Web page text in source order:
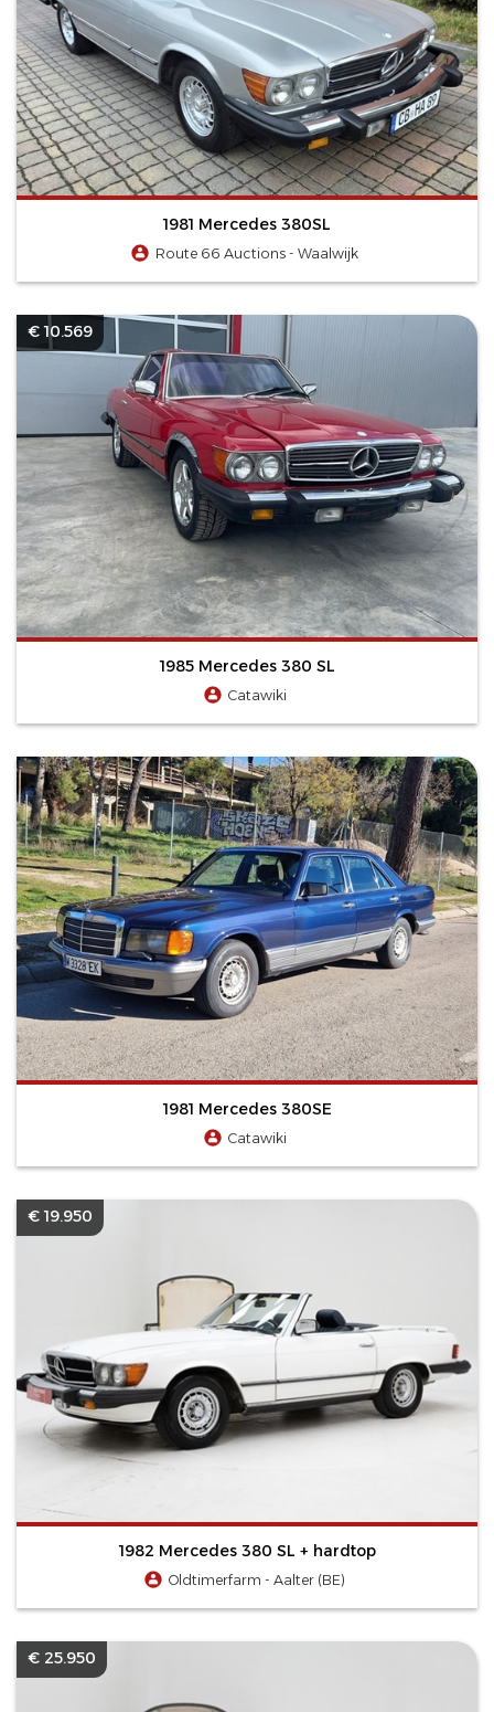
1981 Mercedes 380SL
Route 66 Auctions - Waalwijk
€ 10.569
1985 Mercedes 380 SL
Catawiki
1981 Mercedes 380SE
Catawiki
€ 19.950
1982 Mercedes 380 SL + hardtop
Oldtimerfarm - Aalter (BE)
€ 25.950